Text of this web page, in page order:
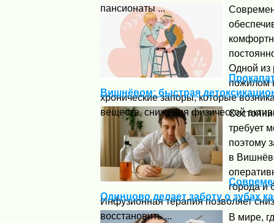
пансионаты ...
Одной из
пожилом
хронические запоры, которые
веществ, снижения физической
Вишнёвом: быстрая
требует
поэтому
в
города и
Инфузионная терапия позволяет
восстановить ...
Одинцово делает заботу о зубах
В мире,